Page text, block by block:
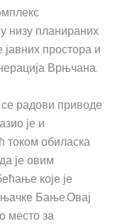
низу планираних
простора и
Врњчана.
радови приводе
је и
обиласка
је овим
које је
Бање.Овај
место за